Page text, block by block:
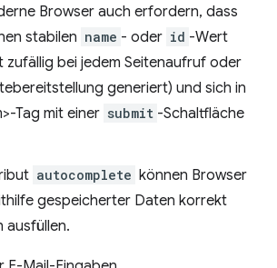
Browser auch erfordern, dass
stabilen name - oder id -Wert
zufällig bei jedem Seitenaufruf oder
generiert) und sich in
Tag mit einer submit -Schaltfläche
autocomplete können Browser
gespeicherter Daten korrekt
ausfüllen.